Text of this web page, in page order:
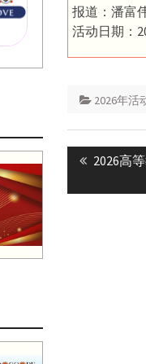
报道：潘富
活动日期：
2026年活
Post
Previous
2026高